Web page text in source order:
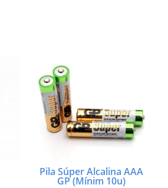
Pila Súper Alcalina AAA
GP (Mínim 10u)